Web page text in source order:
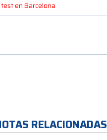
en Barcelona
RELACIONADAS